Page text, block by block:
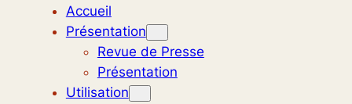
Accueil
Présentation
Revue de Presse
Présentation
Utilisation